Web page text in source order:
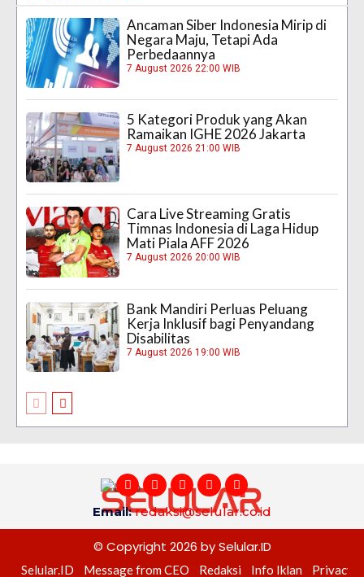
Ancaman Siber Indonesia Mirip di
Negara Maju, Tetapi Ada
Perbedaannya
7 August 2026 22:00 WIB
5 Kategori Produk yang Akan
Ramaikan IGHE 2026 Jakarta
7 August 2026 21:00 WIB
Cara Live Streaming Gratis
Timnas Indonesia di Laga Hidup
Mati Piala AFF 2026
7 August 2026 20:00 WIB
Bank Mandiri Perluas Peluang
Kerja Inklusif bagi Penyandang
Disabilitas
7 August 2026 19:00 WIB
Email:redaksi@selular.co.id
© Copyright 2026 by Selular.ID
Selular.ID Message from CEO Redaksi Info Iklan Privacy